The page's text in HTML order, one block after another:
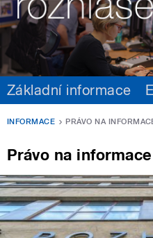
Základní informace
INFORMACE PRÁVO NA
Právo na informace